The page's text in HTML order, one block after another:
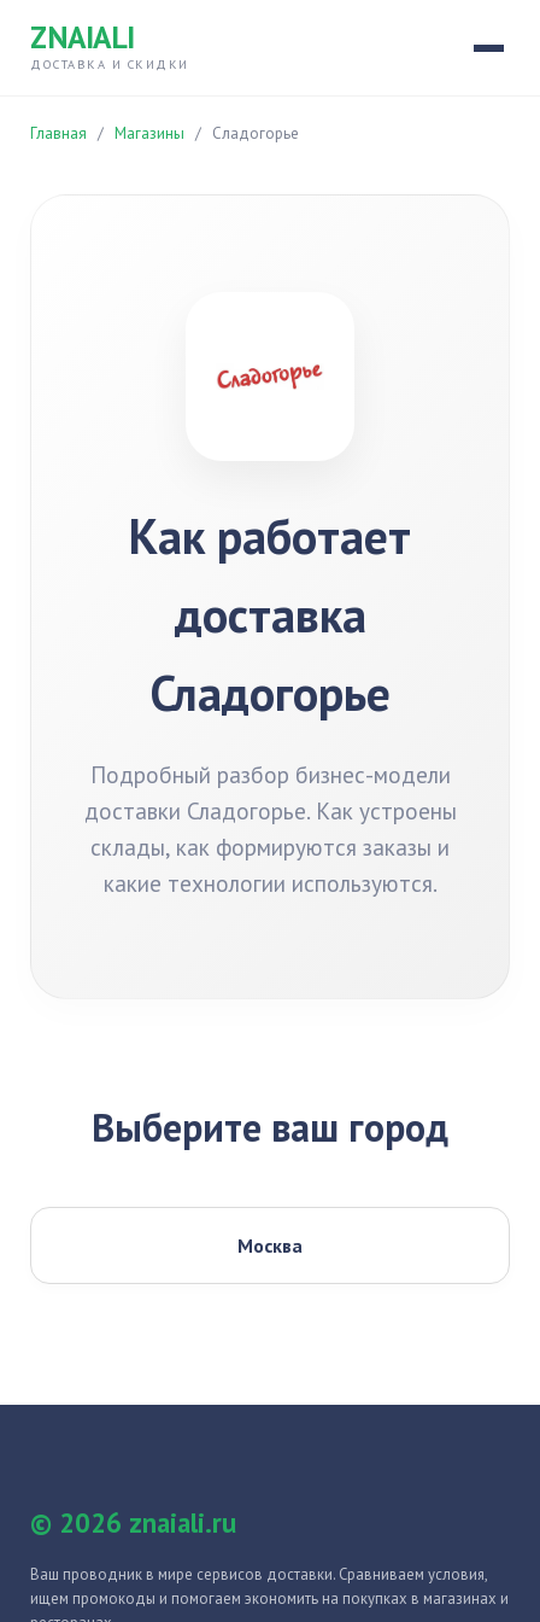
ZNAIALI
ДОСТАВКА И СКИДКИ
Главная / Магазины / Сладогорье
Как работает
доставка
Сладогорье
Подробный разбор бизнес-модели
доставки Сладогорье. Как устроены
склады, как формируются заказы и
какие технологии используются.
Выберите ваш город
Москва
© 2026 znaiali.ru
Ваш проводник в мире сервисов доставки. Сравниваем условия,
ищем промокоды и помогаем экономить на покупках в магазинах и